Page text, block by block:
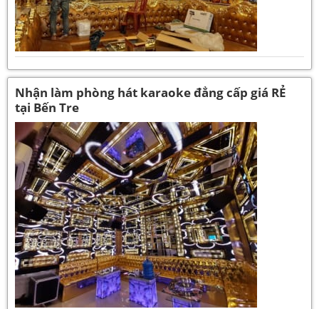
Nhận làm phòng hát karaoke đẳng cấp giá RẺ
tại Bến Tre